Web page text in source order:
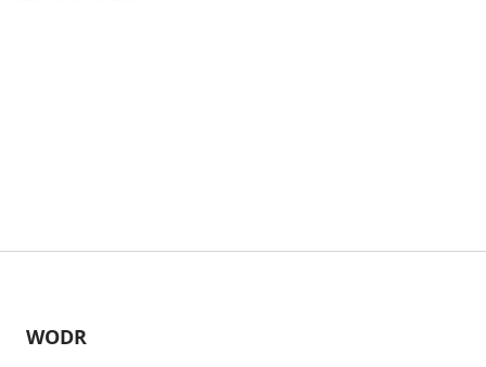
WODR